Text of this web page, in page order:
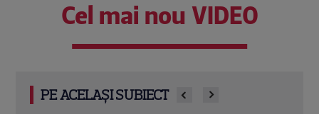
Cel mai nou VIDEO
PE ACELAȘI SUBIECT